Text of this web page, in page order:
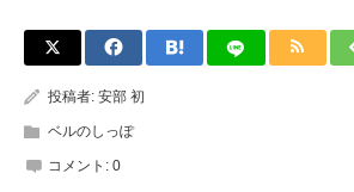
投稿者: 安部 初
ベルのしっぽ
コメント: 0